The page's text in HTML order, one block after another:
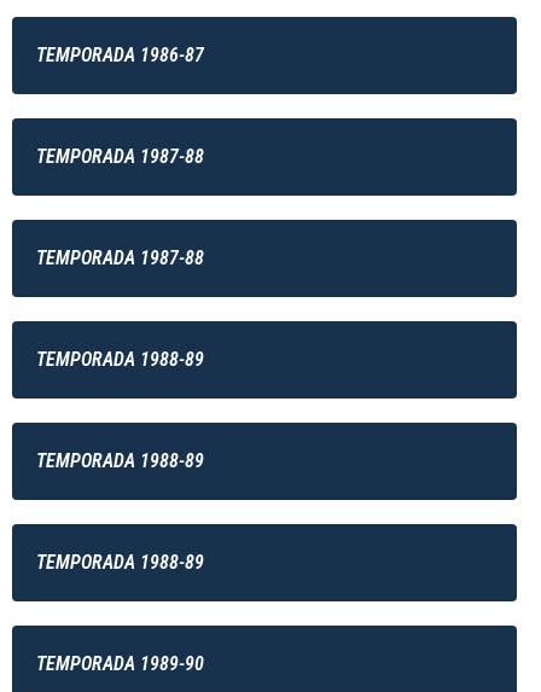
TEMPORADA 1986-87
TEMPORADA 1987-88
TEMPORADA 1987-88
TEMPORADA 1988-89
TEMPORADA 1988-89
TEMPORADA 1988-89
TEMPORADA 1989-90